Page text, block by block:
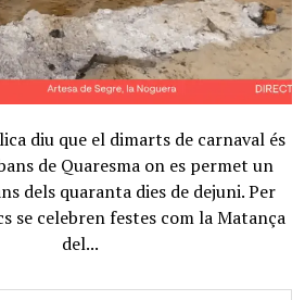
diu que el dimarts de carnaval és
de Quaresma on es permet un
dels quaranta dies de dejuni. Per
se celebren festes com la Matança
del...